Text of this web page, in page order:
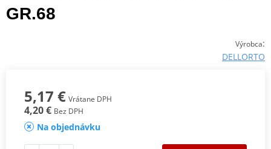
GR.68
Výrobca:
DELLORTO
5,17 € Vrátane DPH
4,20 € Bez DPH
Na objednávku